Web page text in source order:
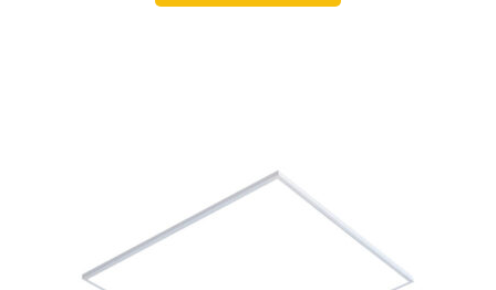
106,98 €79,97 €.